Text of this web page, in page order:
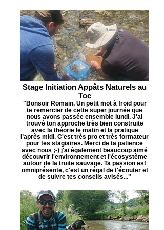
Stage Initiation Appâts Naturels au
Toc
"Bonsoir Romain, Un petit mot à froid pour
te remercier de cette super journée que
nous avons passée ensemble lundi. J'ai
trouvé ton approche très bien construite
avec la théorie le matin et la pratique
l’après midi. C'est très pro et très formateur
pour tes stagiaires. Merci de ta patience
avec nous ;-) j'ai également beaucoup aimé
découvrir l'environnement et l'écosystème
autour de la truite sauvage. Ta passion est
omniprésente, c'est un régal de t'écouter et
de suivre tes conseils avisés..."